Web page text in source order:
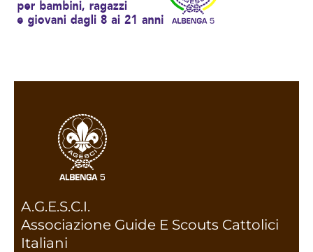
A.G.E.S.C.I.
Associazione Guide E Scouts Cattolici
Italiani